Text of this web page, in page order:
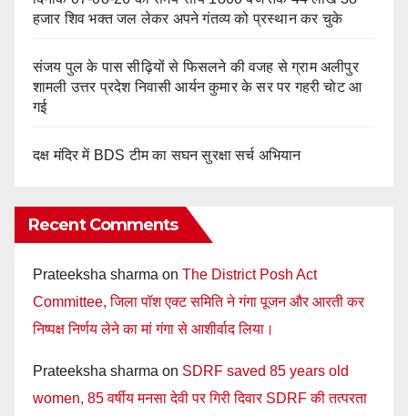
हजार शिव भक्त जल लेकर अपने गंतव्य को प्रस्थान कर चुके
संजय पुल के पास सीढ़ियों से फिसलने की वजह से ग्राम अलीपुर
शामली उत्तर प्रदेश निवासी आर्यन कुमार के सर पर गहरी चोट आ
गई
दक्ष मंदिर में BDS टीम का सघन सुरक्षा सर्च अभियान
Recent Comments
Prateeksha sharma on The District Posh Act
Committee, जिला पॉश एक्ट समिति ने गंगा पूजन और आरती कर
निष्पक्ष निर्णय लेने का मां गंगा से आशीर्वाद लिया।
Prateeksha sharma on SDRF saved 85 years old
women, 85 वर्षीय मनसा देवी पर गिरी दिवार SDRF की तत्परता